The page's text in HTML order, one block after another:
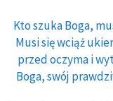
Kto szuka Boga,
Musi się wciąż
przed oczyma i
Boga, swój